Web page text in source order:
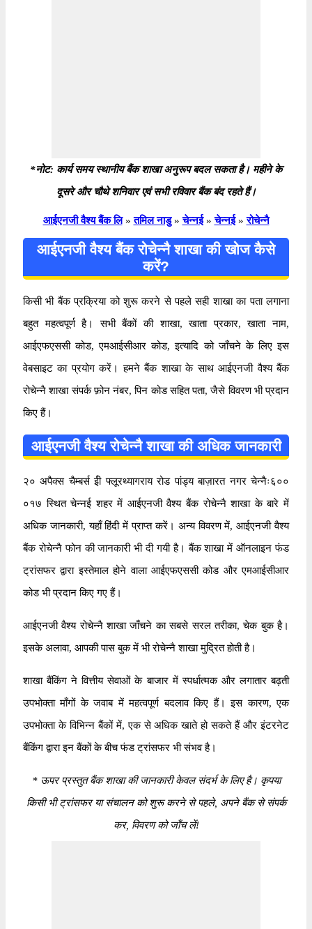
*नोट: कार्य समय स्थानीय बैंक शाखा अनुरूप बदल सकता है। महीने के
दूसरे और चौथे शनिवार एवं सभी रविवार बैंक बंद रहते हैं।
आईएनजी वैश्य बैंक लि » तमिल नाडु » चेन्नई » चेन्नई » रोचेन्नै
आईएनजी वैश्य बैंक रोचेन्नै शाखा की खोज कैसे
करें?
किसी भी बैंक प्रक्रिया को शुरू करने से पहले सही शाखा का पता लगाना
बहुत महत्वपूर्ण है। सभी बैंकों की शाखा, खाता प्रकार, खाता नाम,
आईएफएससी कोड, एमआईसीआर कोड, इत्यादि को जाँचने के लिए इस
वेबसाइट का प्रयोग करें। हमने बैंक शाखा के साथ आईएनजी वैश्य बैंक
रोचेन्नै शाखा संपर्क फ़ोन नंबर, पिन कोड सहित पता, जैसे विवरण भी प्रदान
किए हैं।
आईएनजी वैश्य रोचेन्नै शाखा की अधिक जानकारी
२० अपैक्स चैम्बर्स ईी फ्लूरथ्यागराय रोड पांड्य बाज़ारत नगर चेन्नैः६००
०१७ स्थित चेन्नई शहर में आईएनजी वैश्य बैंक रोचेन्नै शाखा के बारे में
अधिक जानकारी, यहाँ हिंदी में प्राप्त करें। अन्य विवरण में, आईएनजी वैश्य
बैंक रोचेन्नै फोन की जानकारी भी दी गयी है। बैंक शाखा में ऑनलाइन फंड
ट्रांसफर द्वारा इस्तेमाल होने वाला आईएफएससी कोड और एमआईसीआर
कोड भी प्रदान किए गए हैं।
आईएनजी वैश्य रोचेन्नै शाखा जाँचने का सबसे सरल तरीका, चेक बुक है।
इसके अलावा, आपकी पास बुक में भी रोचेन्नै शाखा मुद्रित होती है।
शाखा बैंकिंग ने वित्तीय सेवाओं के बाजार में स्पर्धात्मक और लगातार बढ़ती
उपभोक्ता माँगों के जवाब में महत्वपूर्ण बदलाव किए हैं। इस कारण, एक
उपभोक्ता के विभिन्न बैंकों में, एक से अधिक खाते हो सकते हैं और इंटरनेट
बैंकिंग द्वारा इन बैंकों के बीच फंड ट्रांसफर भी संभव है।
*ऊपर प्रस्तुत बैंक शाखा की जानकारी केवल संदर्भ के लिए है। कृपया
किसी भी ट्रांसफर या संचालन को शुरू करने से पहले, अपने बैंक से संपर्क
कर, विवरण को जाँच लें!